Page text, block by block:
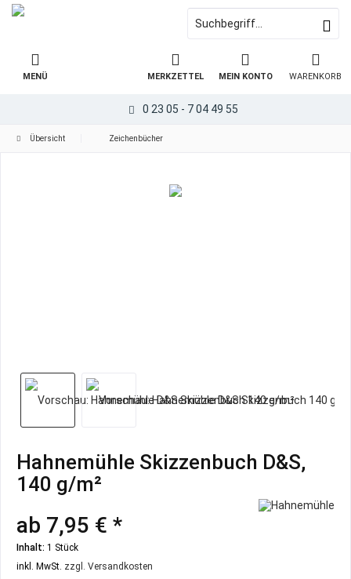
0 23 05 - 7 04 49 55
WARENKORB
MERKZETTEL MEIN KONTO
MENÜ
Übersicht Zeichenbücher
Hahnemühle Skizzenbuch D&S,
140 g/m²
ab 7,95 € *
Inhalt: 1 Stück
inkl. MwSt. zzgl. Versandkosten